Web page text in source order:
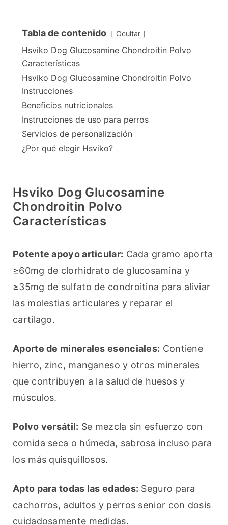
Tabla de contenido Ocultar
Hsviko Dog Glucosamine Chondroitin Polvo
Características
Hsviko Dog Glucosamine Chondroitin Polvo
Instrucciones
Beneficios nutricionales
Instrucciones de uso para perros
Servicios de personalización
¿Por qué elegir Hsviko?
Hsviko Dog Glucosamine
Chondroitin Polvo
Características
Potente apoyo articular: Cada gramo aporta
≥60mg de clorhidrato de glucosamina y
≥35mg de sulfato de condroitina para aliviar
las molestias articulares y reparar el
cartílago.
Aporte de minerales esenciales: Contiene
hierro, zinc, manganeso y otros minerales
que contribuyen a la salud de huesos y
músculos.
Polvo versátil: Se mezcla sin esfuerzo con
comida seca o húmeda, sabrosa incluso para
los más quisquillosos.
Apto para todas las edades: Seguro para
cachorros, adultos y perros senior con dosis
cuidadosamente medidas.